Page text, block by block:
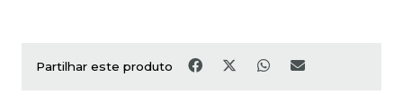
Partilhar este produto